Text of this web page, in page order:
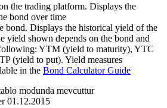
the trading platform. Displays the
bond over time
bond. Displays the historical yield of the
yield shown depends on the bond and
YTM (yield to maturity), YTC
(yield to put). Yield measures
in the Bond Calculator Guide
modunda mevcuttur
01.12.2015